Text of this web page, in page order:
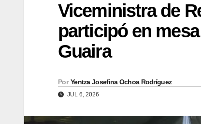
Viceministra de
participó en
Guaira
Por Yentza Josefina Ochoa Rodríguez
JUL 6, 2026